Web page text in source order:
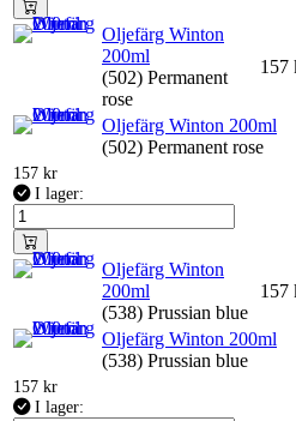
Oljefärg Winton
200ml
(502) Permanent
rose
157
Oljefärg Winton 200ml
(502) Permanent rose
157 kr
I lager:
Oljefärg Winton
200ml
(538) Prussian blue
157
Oljefärg Winton 200ml
(538) Prussian blue
157 kr
I lager: